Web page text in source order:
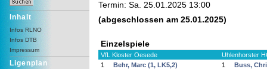
Inhalt
Infos RLNO
Infos DTB
Impressum
Ligenplan
Termin: Sa. 25.01.2025 13:00
(abgeschlossen am 25.01.2025)
Einzelspiele
VfL Kloster Oesede
Uhlenhorster
1
Behr, Marc (1, LK5,2) 1
Buss,